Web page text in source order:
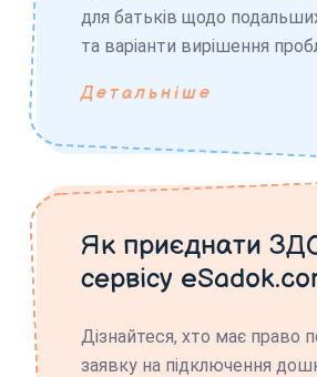
для батьків щодо
та варіанти вирішення
Детальніше
Як приєднати
сервісу
Дізнайтеся, хто має право
заявку на підключення